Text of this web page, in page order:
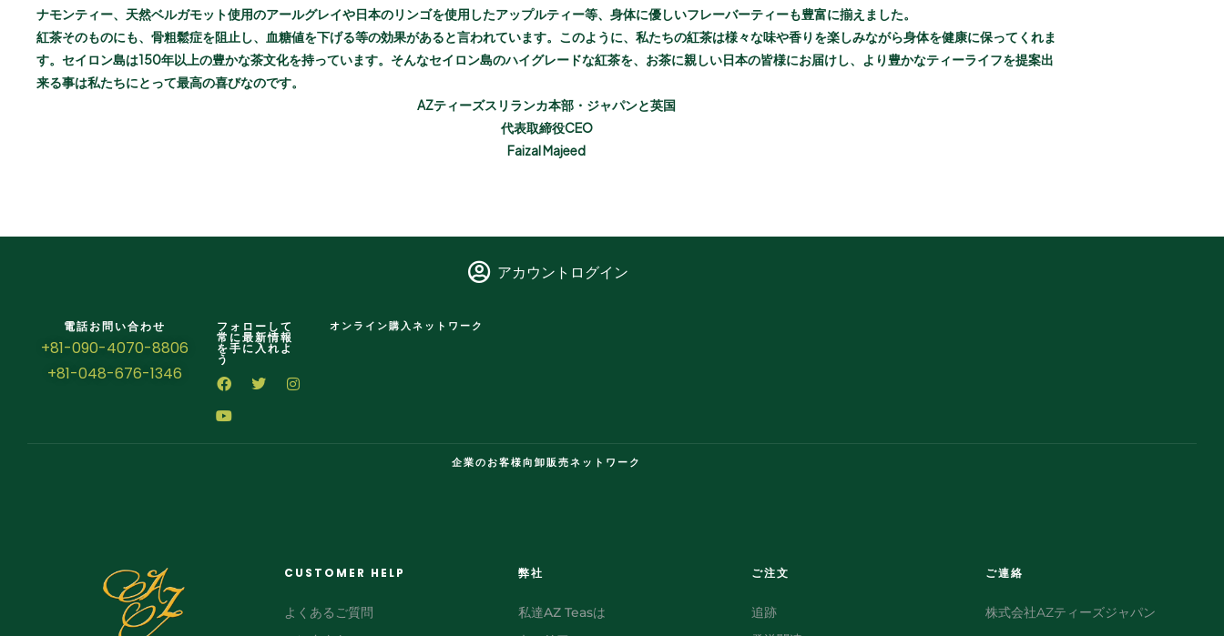
ナモンティー、天然ベルガモット使用のアールグレイや日本のリンゴを使用したアップルティー等、身体に優しいフレーバーティーも豊富に揃えました。
紅茶そのものにも、骨粗鬆症を阻止し、血糖値を下げる等の効果があると言われています。このように、私たちの紅茶は様々な味や香りを楽しみながら身体を健康に保ってくれま
す。セイロン島は150年以上の豊かな茶文化を持っています。そんなセイロン島のハイグレードな紅茶を、お茶に親しい日本の皆様にお届けし、より豊かなティーライフを提案出
来る事は私たちにとって最高の喜びなのです。
AZティーズスリランカ本部・ジャパンと英国
代表取締役CEO
Faizal Majeed
アカウントログイン
電話お問い合わせ
+81-090-4070-8806
+81-048-676-1346
フォローして
常に最新情報
を手に入れよ
う
オンライン購入ネットワーク
企業のお客様向卸販売ネットワーク
CUSTOMER HELP
よくあるご質問
弊社
私達AZ Teasは
ご注文
追跡
ご連絡
株式会社AZティーズジャパン